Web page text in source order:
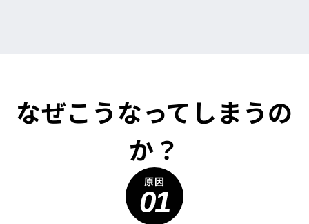
なぜこうなってしまうの
か？
01